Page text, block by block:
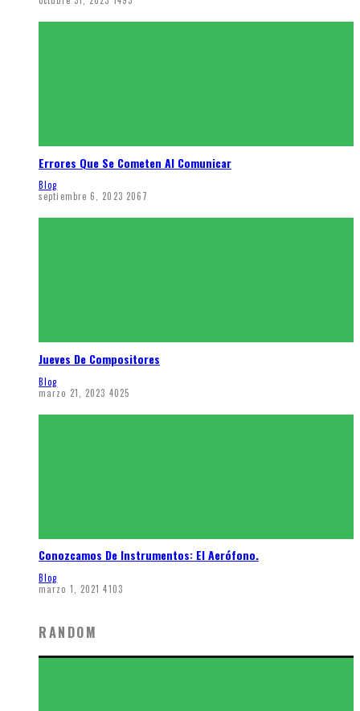
Errores Que Se Cometen Al Comunicar
Blog
septiembre 6, 2023 2067
Jueves De Compositores
Blog
marzo 21, 2023 4025
Conozcamos De Instrumentos: El Aerófono.
Blog
marzo 1, 2021 4103
RANDOM